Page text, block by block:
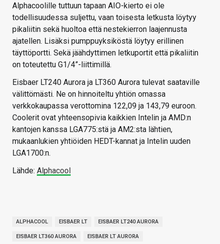
Alphacoolille tuttuun tapaan AIO-kierto ei ole
todellisuudessa suljettu, vaan toisesta letkusta löytyy
pikaliitin sekä huoltoa että nestekierron laajennusta
ajatellen. Lisäksi pumppuyksiköstä löytyy erillinen
täyttöportti. Sekä jäähdyttimen letkuportit että pikaliitin
on toteutettu G1/4”-liittimillä.
Eisbaer LT240 Aurora ja LT360 Aurora tulevat saataville
välittömästi. Ne on hinnoiteltu yhtiön omassa
verkkokaupassa verottomina 122,09 ja 143,79 euroon.
Coolerit ovat yhteensopivia kaikkien Intelin ja AMD:n
kantojen kanssa LGA775:stä ja AM2:sta lähtien,
mukaanlukien yhtiöiden HEDT-kannat ja Intelin uuden
LGA1700:n.
Lähde: Alphacool
ALPHACOOL EISBAER LT EISBAER LT240 AURORA
EISBAER LT360 AURORA EISBAER LT AURORA